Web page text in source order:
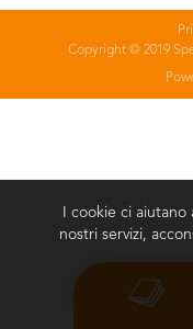
Copyright © 2019
I cookie ci
nostri servizi,